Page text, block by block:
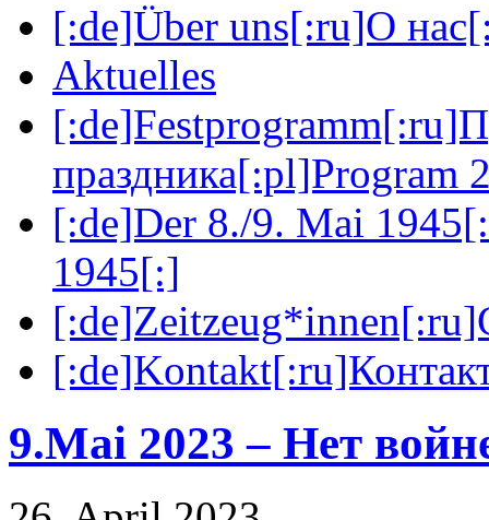
[:de]Über uns[:ru]О
Aktuelles
праздника[:pl]Program
[:de]Der 8./9. Mai
1945[:]
9.Mai 2023 – Нет